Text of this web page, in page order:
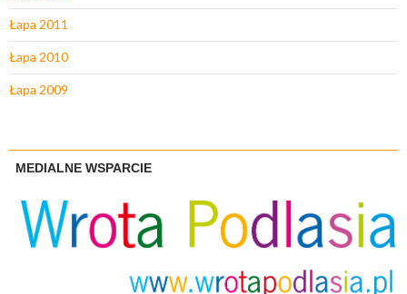
Łapa 2011
Łapa 2010
Łapa 2009
MEDIALNE WSPARCIE